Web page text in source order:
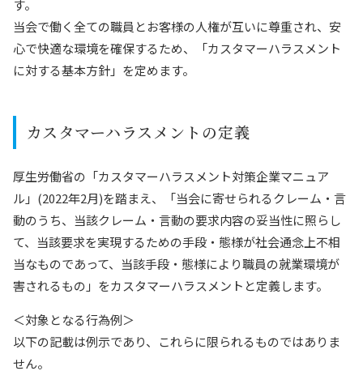
す。
当会で働く全ての職員とお客様の人権が互いに尊重され、安
心で快適な環境を確保するため、「カスタマーハラスメント
に対する基本方針」を定めます。
カスタマーハラスメントの定義
厚生労働省の「カスタマーハラスメント対策企業マニュア
ル」(2022年2月)を踏まえ、「当会に寄せられるクレーム・言
動のうち、当該クレーム・言動の要求内容の妥当性に照らし
て、当該要求を実現するための手段・態様が社会通念上不相
当なものであって、当該手段・態様により職員の就業環境が
害されるもの」をカスタマーハラスメントと定義します。
＜対象となる行為例＞
以下の記載は例示であり、これらに限られるものではありま
せん。